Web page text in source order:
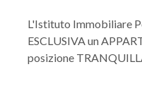
L'Istituto Immobiliare
ESCLUSIVA un
posizione